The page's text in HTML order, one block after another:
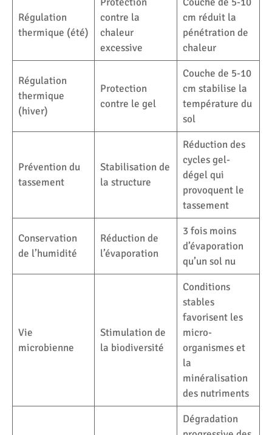
Régulation
thermique (été)
contre la
chaleur
excessive
cm réduit la
pénétration de
chaleur
Régulation
thermique
(hiver)
Protection
contre le gel
Couche de 5-10
cm stabilise la
température du
sol
Prévention du
tassement
Stabilisation de
la structure
Réduction des
cycles gel-
dégel qui
provoquent le
tassement
Conservation
de l’humidité
Réduction de
l’évaporation
3 fois moins
d’évaporation
qu’un sol nu
Vie
microbienne
Stimulation de
la biodiversité
Conditions
stables
favorisent les
micro-
organismes et
la
minéralisation
des nutriments
Dégradation